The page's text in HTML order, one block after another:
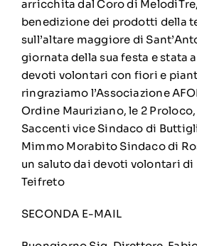
arricchita dal Coro di
benedizione dei prodotti della
sull’altare maggiore di
giornata della sua festa e stata
devoti volontari con fiori e
ringraziamo l’Associazione
Ordine Mauriziano, le 2
Saccenti vice Sindaco di
Mimmo Morabito Sindaco di
un saluto dai devoti volontari di
Teifreto
SECONDA E-MAIL